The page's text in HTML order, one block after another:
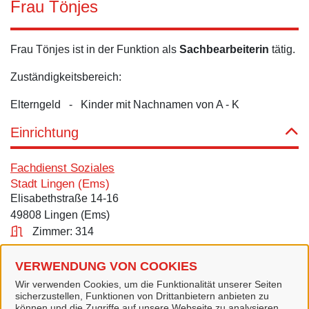
VERWENDUNG VON COOKIES
Wir verwenden Cookies, um die Funktionalität unserer Seiten
sicherzustellen, Funktionen von Drittanbietern anbieten zu
Frau Tönjes
Frau Tönjes ist in der Funktion als Sachbearbeiterin tätig.
Zuständigkeitsbereich:
Elterngeld - Kinder mit Nachnamen von A - K
Einrichtung
Fachdienst Soziales
Stadt Lingen (Ems)
Elisabethstraße 14-16
49808 Lingen (Ems)
Zimmer: 314
Kontakt
Tel.:0591 9144-573